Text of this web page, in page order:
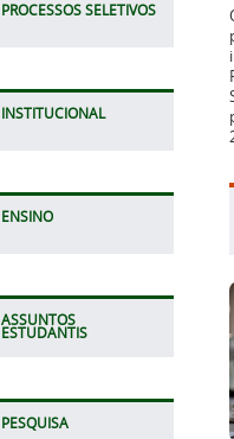
PROCESSOS SELETIVOS
INSTITUCIONAL
ENSINO
ASSUNTOS
ESTUDANTIS
PESQUISA